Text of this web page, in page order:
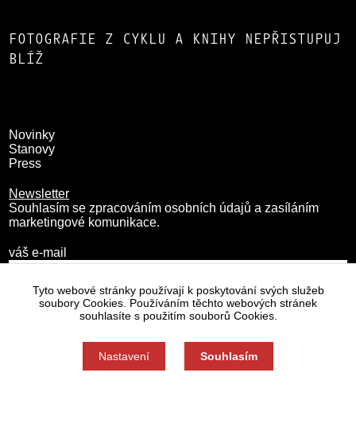
FOTOGRAFIE Z CYKLU A KNIHY NEPŘISTUPUJ
BLÍŽ
Novinky
Stanovy
Press
Newsletter
Souhlasím se zpracováním osobních údajů a zasíláním
marketingové komunikace.
váš e-mail
Zásady zpracování osobních údajů
Nastavení cookies
Tyto webové stránky používají k poskytování svých služeb
soubory Cookies. Používáním těchto webových stránek
souhlasíte s použitím souborů Cookies.
Nastavení Souhlasím